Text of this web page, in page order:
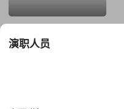
演职人员